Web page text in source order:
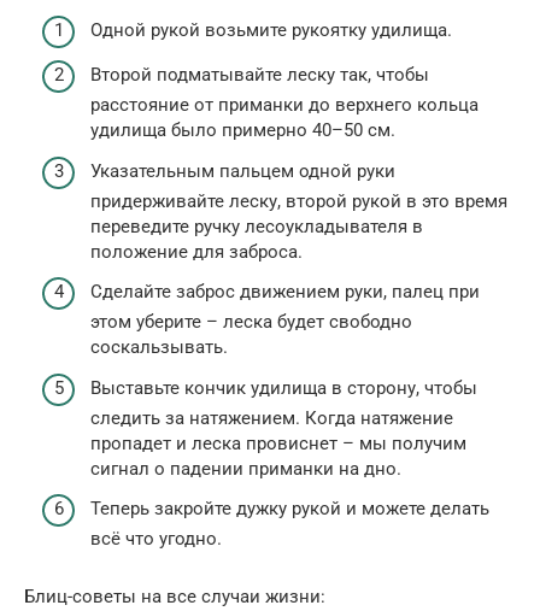
Одной рукой возьмите рукоятку удилища.
Второй подматывайте леску так, чтобы
расстояние от приманки до верхнего кольца
удилища было примерно 40–50 см.
Указательным пальцем одной руки
придерживайте леску, второй рукой в это время
переведите ручку лесоукладывателя в
положение для заброса.
Сделайте заброс движением руки, палец при
этом уберите – леска будет свободно
соскальзывать.
Выставьте кончик удилища в сторону, чтобы
следить за натяжением. Когда натяжение
пропадет и леска провиснет – мы получим
сигнал о падении приманки на дно.
Теперь закройте дужку рукой и можете делать
всё что угодно.
Блиц-советы на все случаи жизни: